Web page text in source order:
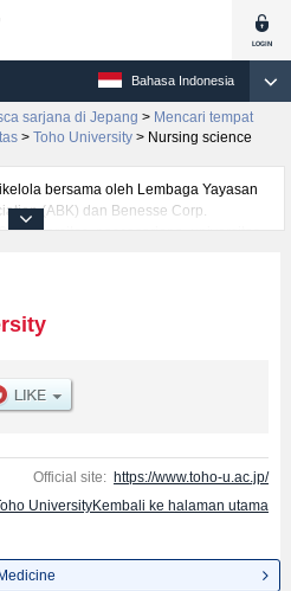
Bahasa Indonesia
sarjana di Jepang > Mencari tempat
> Toho University > Nursing science
bersama oleh Lembaga Yayasan
(ABK) dan Benesse Corp.
universitas, pascasarjana, universitas
Pharmaceutical
Nursing scienceatauFakultas
yang berguna bagi mahasiswa(i)
informasi mengenai ujian masuk,
lainnya. Silakan memanfaatkannya.
Official site: https://www.toho-u.ac.jp/
UniversityKembali ke halaman utama
Medicine